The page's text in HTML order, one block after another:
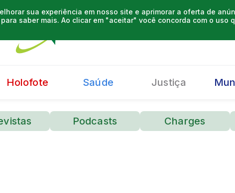
sua experiência em nosso site e aprimorar a oferta de
para saber mais. Ao clicar em "aceitar" você concorda com o uso
Holofote Saúde Justiça
Podcasts Charges